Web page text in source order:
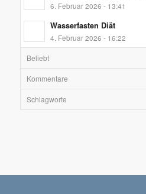
6. Februar 2026 - 13:41
Wasserfasten Diät
4. Februar 2026 - 16:22
Beliebt
Kommentare
Schlagworte